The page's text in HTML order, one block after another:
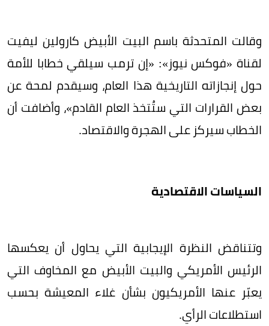
وقالت المتحدثة باسم البيت الأبيض كارولين ليفيت
لقناة «فوكس نيوز»: «إن ترمب سيلقي خطابا للأمة
حول إنجازاته التاريخية هذا العام، وسيقدم لمحة عن
بعض القرارات التي ستُتخذ العام القادم»، وأضافت أن
الخطاب سيركز على الهجرة والاقتصاد.
السياسات الاقتصادية
وتتناقض النظرة الإيجابية التي يحاول أن يعكسها
الرئيس الأمريكي والبيت الأبيض مع المخاوف التي
يعبّر عنها الأمريكيون بشأن غلاء المعيشة بحسب
استطلاعات الرأي.